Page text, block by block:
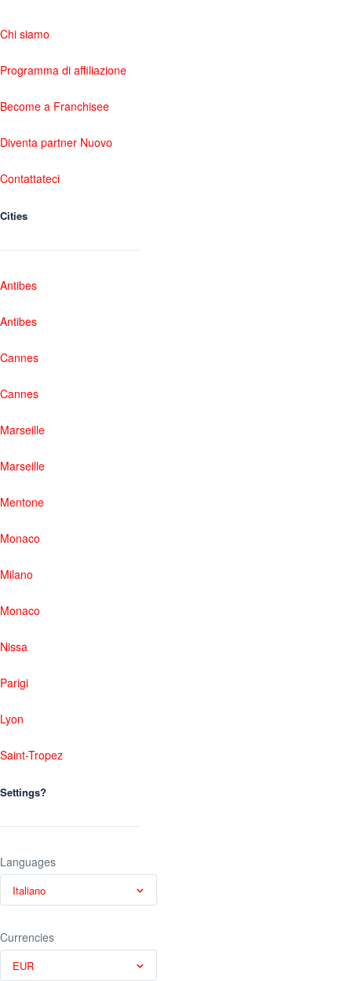
Chi siamo
Programma di affiliazione
Become a Franchisee
Diventa partner Nuovo
Contattateci
Cities
Antibes
Antibes
Cannes
Cannes
Marseille
Marseille
Mentone
Monaco
Milano
Monaco
Nissa
Parigi
Lyon
Saint-Tropez
Settings?
Languages
Italiano
Currencies
EUR